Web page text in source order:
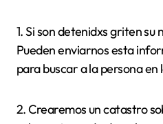
1. Si son detenidxs griten su
Pueden enviarnos esta
para buscar a la persona
2. Crearemos un catastro